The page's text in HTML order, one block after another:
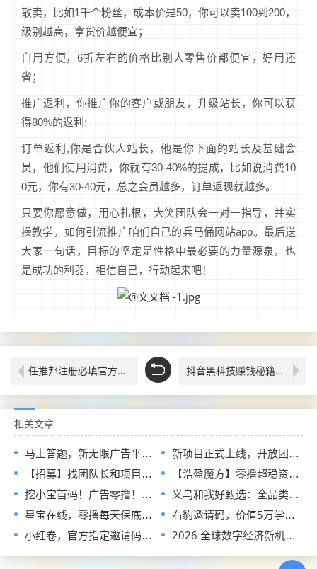
散卖，比如1千个粉丝，成本价是50，你可以卖100到200，
级别越高，拿货价越便宜；
自用方便，6折左右的价格比别人零售价都便宜，好用还
省；
推广返利，你推广你的客户或朋友，升级站长，你可以获
得80%的返利;
订单返利,你是合伙人站长，他是你下面的站长及基础会
员，他们使用消费，你就有30-40%的提成，比如说消费10
0元，你有30-40元，总之会员越多，订单返现就越多。
只要你愿意做，用心扎根，大笑团队会一对一指导，并实
操教学，如何引流推广咱们自己的兵马俑网站app。最后送
大家一句话，目标的坚定是性格中最必要的力量源泉，也
是成功的利器，相信自己，行动起来吧！
任推邦注册必填官方邀请码，2026最新官方认证一级渠道入口 抖音黑科技赚钱秘籍，带你玩转风口副业赚翻天，快手直播间挂铁机器人涨粉丝小可爱兵马俑假人，招合伙人
相关文章
马上答题，新无限广告平台全网首发，官方一手直招顶级代理，待遇拉满
新项目正式上线，开放团队长入驻通道，首批扶持政策全面释放
【招募】找团队长和项目方，发单接单一起搞钱
【浩盈魔方】零撸超稳资深平台！看高质量广告赚！收益高！良心推荐
挖小宝首码！广告零撸！对接实力团长待遇顶级！
义乌和我好甄选：全品类链爆商城正式招募兼职诺干名！免费领产品！
星宝在线，零撸每天保底收益不养机
右豹邀请码，价值5万学费的AI漫剧操作全流程指南，想学的一定要收藏这篇
小红卷，官方指定邀请码，注册填写直达V5总代！附填码教程，自用省钱分享增收
2026 全球数字经济新机遇｜Gloture 助你布局全球市场，打造属于自己的国际事业